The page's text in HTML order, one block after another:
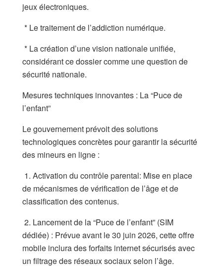
jeux électroniques.
* Le traitement de l’addiction numérique.
* La création d’une vision nationale unifiée,
considérant ce dossier comme une question de
sécurité nationale.
Mesures techniques innovantes : La “Puce de
l’enfant”
Le gouvernement prévoit des solutions
technologiques concrètes pour garantir la sécurité
des mineurs en ligne :
1. Activation du contrôle parental: Mise en place
de mécanismes de vérification de l’âge et de
classification des contenus.
2. Lancement de la “Puce de l’enfant” (SIM
dédiée) : Prévue avant le 30 juin 2026, cette offre
mobile inclura des forfaits internet sécurisés avec
un filtrage des réseaux sociaux selon l’âge.